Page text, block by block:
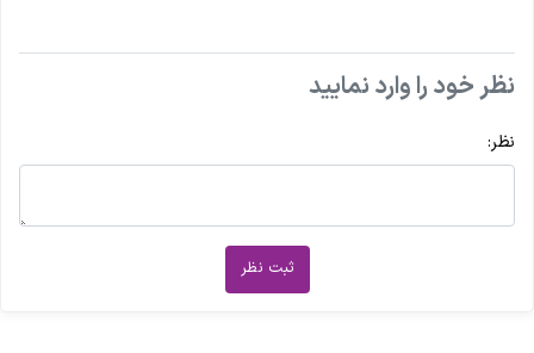
نظر خود را وارد نمایید
نظر:
ثبت نظر